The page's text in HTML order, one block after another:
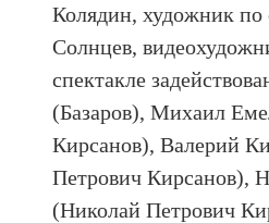
Колядин, художник по
Солнцев,
спектакле
(Базаров), Михаил
Кирсанов), Валерий
Петрович Кирсанов),
(Николай Петрович